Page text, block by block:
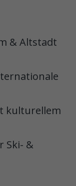
& Altstadt
kulturellem
Ski- &